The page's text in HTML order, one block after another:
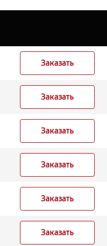
Заказать
Заказать
Заказать
Заказать
Заказать
Заказать